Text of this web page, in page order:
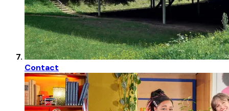
Contact